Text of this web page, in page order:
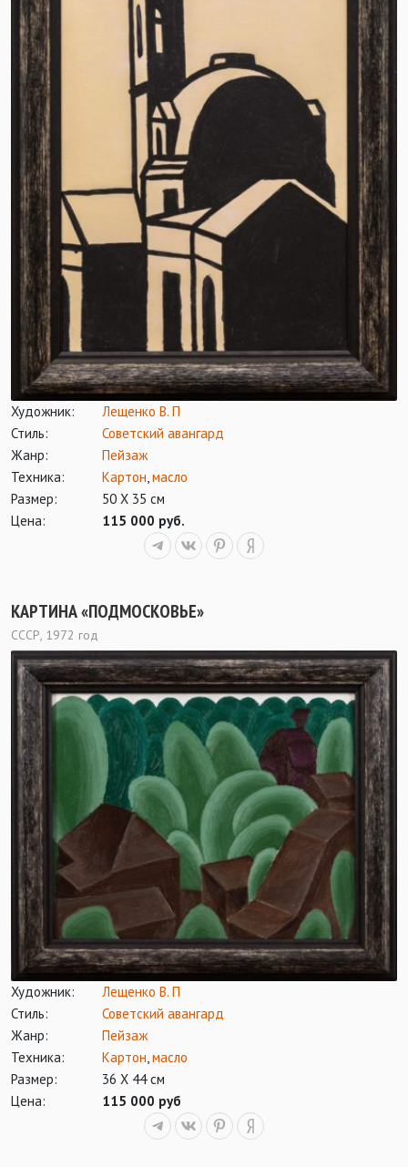
Художник:
Лещенко В. П
Стиль:
Советский авангард
Жанр:
Пейзаж
Техника:
Картон масло
Размер:
50 Х 35 см
Цена:
115 000 руб.
КАРТИНА «ПОДМОСКОВЬЕ»
СССР, 1972 год
Художник:
Лещенко В. П
Стиль:
Советский авангард
Жанр:
Пейзаж
Техника:
Картон,масло
Размер:
36 Х 44 см
Цена:
115 000 руб